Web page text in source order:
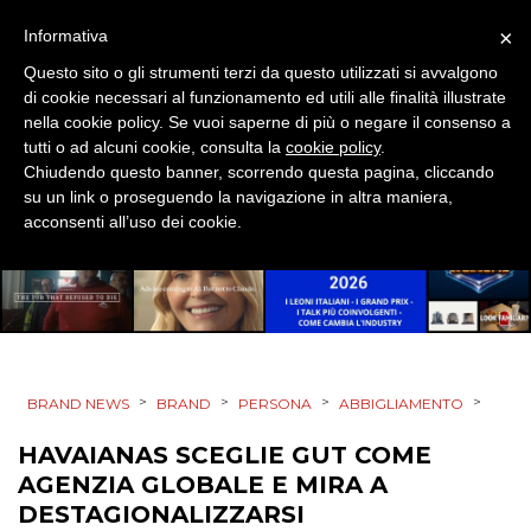
STRATEGIE
CINEMA
EDITORIA
RADIO / AUDIO
TV
BRAND NEWS > BRAND > PERSONA > ABBIGLIAMENTO >
HAVAIANAS SCEGLIE GUT COME
AGENZIA GLOBALE E MIRA A
DESTAGIONALIZZARSI
×
Informativa
Questo sito o gli strumenti terzi da questo utilizzati si avvalgono
di cookie necessari al funzionamento ed utili alle finalità illustrate
nella cookie policy. Se vuoi saperne di più o negare il consenso a
tutti o ad alcuni cookie, consulta la cookie policy.
Chiudendo questo banner, scorrendo questa pagina, cliccando
su un link o proseguendo la navigazione in altra maniera,
acconsenti all’uso dei cookie.